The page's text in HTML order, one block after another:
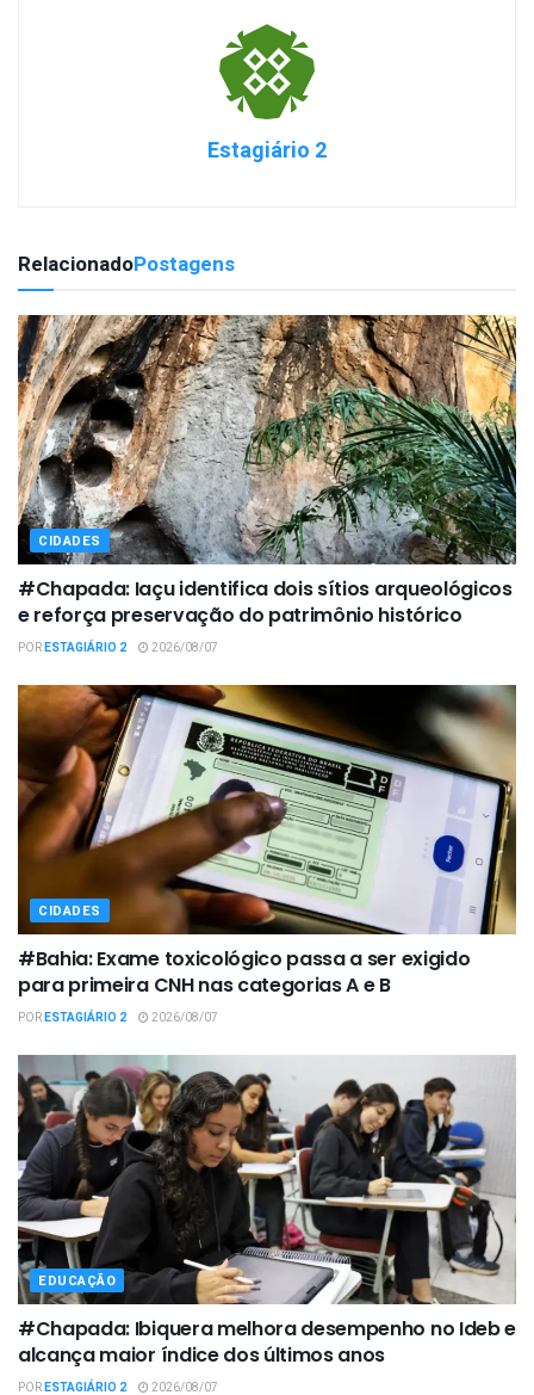
Estagiário 2
RelacionadoPostagens
CIDADES
#Chapada: Iaçu identifica dois sítios arqueológicos
e reforça preservação do patrimônio histórico
PORESTAGIÁRIO 2 2026/08/07
CIDADES
#Bahia: Exame toxicológico passa a ser exigido
para primeira CNH nas categorias A e B
PORESTAGIÁRIO 2 2026/08/07
EDUCAÇÃO
#Chapada: Ibiquera melhora desempenho no Ideb e
alcança maior índice dos últimos anos
PORESTAGIÁRIO 2 2026/08/07